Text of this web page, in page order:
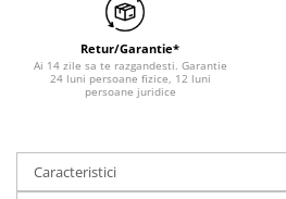
Retur/Garantie*
Ai 14 zile sa te razgandesti. Garantie
24 luni persoane fizice, 12 luni
persoane juridice
Caracteristici